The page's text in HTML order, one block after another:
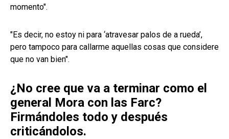
momento".
"Es decir, no estoy ni para ‘atravesar palos de a rueda’,
pero tampoco para callarme aquellas cosas que considere
que no van bien".
¿No cree que va a terminar como el
general Mora con las Farc?
Firmándoles todo y después
criticándolos.